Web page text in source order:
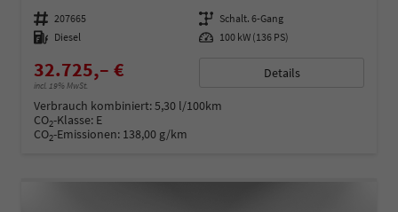
Fahrzeugnummer 207665 Getriebe Schalt. 6-Gang
Kraftstoff Diesel Leistung 100 kW (136 PS)
32.725,– €
incl. 19% MwSt.
Details
Verbrauch kombiniert:5,30 l/100km
CO2-Klasse: E
CO2-Emissionen: 138,00 g/km